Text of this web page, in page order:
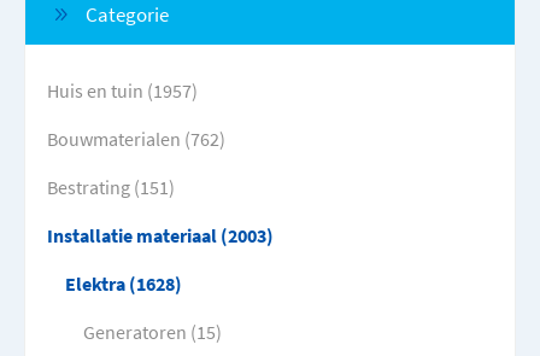
Categorie
Huis en tuin (1957)
Bouwmaterialen (762)
Bestrating (151)
Installatie materiaal (2003)
Elektra (1628)
Generatoren (15)